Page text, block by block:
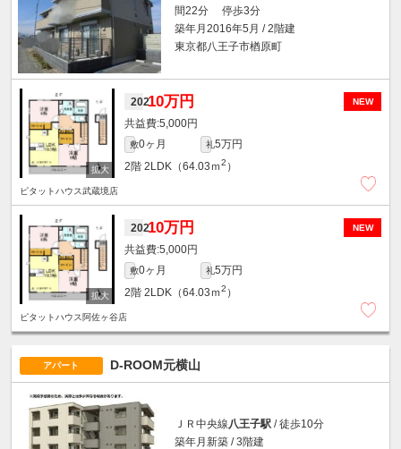
間22分 停歩3分
築年月2016年5月 / 2階建
東京都八王子市楢原町
NEW
20210万円
5,000円
敷0ヶ月 礼5万円
2階 2LDK（64.03ｍ2 ）
ピタットハウス武蔵境店
NEW
20210万円
5,000円
敷0ヶ月 礼5万円
2階 2LDK（64.03ｍ2 ）
ピタットハウス阿佐ヶ谷店
アパート D-ROOM元横山
ＪＲ中央線 八王子駅 / 徒歩10分
築年月新築 / 3階建